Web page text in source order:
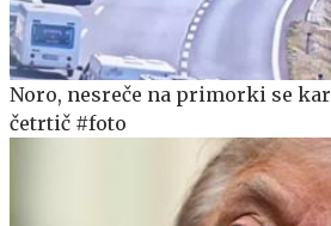
Noro, nesreče na primorki se
četrtič #foto